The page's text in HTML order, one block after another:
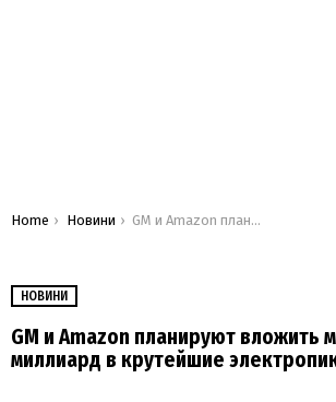
You are here:
Home Новини GM и Amazon планируют вложить минимум $1 миллиард в крутейшие электропикапы Rivian
НОВИНИ
GM и Amazon планируют вложить
миллиард в крутейшие